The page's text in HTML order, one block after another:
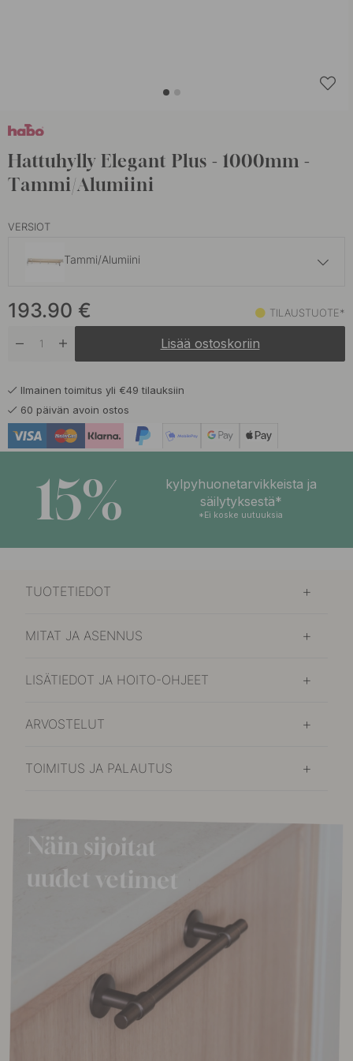
Hattuhylly Elegant Plus - 1000mm -
Tammi/Alumiini
VERSIOT
Tammi/Alumiini
Musta Tilaustuote*
Musta/Alumiini Tilaustuote*
Tammi/Musta
Valkoinen/Alumiini 165.70 €
193.90 € TILAUSTUOTE*
Lisää ostoskoriin
Ilmainen toimitus yli €49 tilauksiin
60 päivän avoin ostos
15%
kylpyhuonetarvikkeista ja
säilytyksestä*
*Ei koske uutuuksia
TUOTETIEDOT
MITAT JA ASENNUS
LISÄTIEDOT JA HOITO-OHJEET
ARVOSTELUT
TOIMITUS JA PALAUTUS